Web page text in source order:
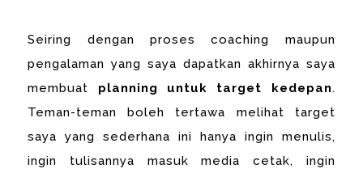
Seiring dengan proses coaching maupun
pengalaman yang saya dapatkan akhirnya saya
membuat planning untuk target kedepan.
Teman-teman boleh tertawa melihat target
saya yang sederhana ini hanya ingin menulis,
ingin tulisannya masuk media cetak, ingin